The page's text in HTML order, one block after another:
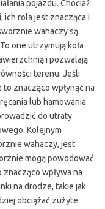
pojazdu. Chociaż
ich rola jest znacząca i
wahaczy są
one utrzymują koła
i pozwalają
terenu. Jeśli
znacząco wpłynąć na
lub hamowania.
do utraty
Kolejnym
wahaczy, jest
mogą powodować
znacząco wpływa na
na drodze, takie jak
obciążać zużyte